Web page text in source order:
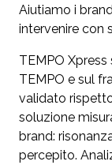
Aiutiamo i
intervenire con
TEMPO
TEMPO e sul
validato
soluzione
brand:
percepito.